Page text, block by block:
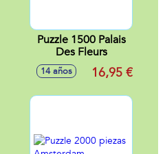
Puzzle 1500 Palais
Des Fleurs
14 años 16,95 €